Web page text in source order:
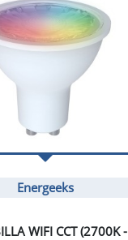
Energeeks
WIFI CCT (2700K -